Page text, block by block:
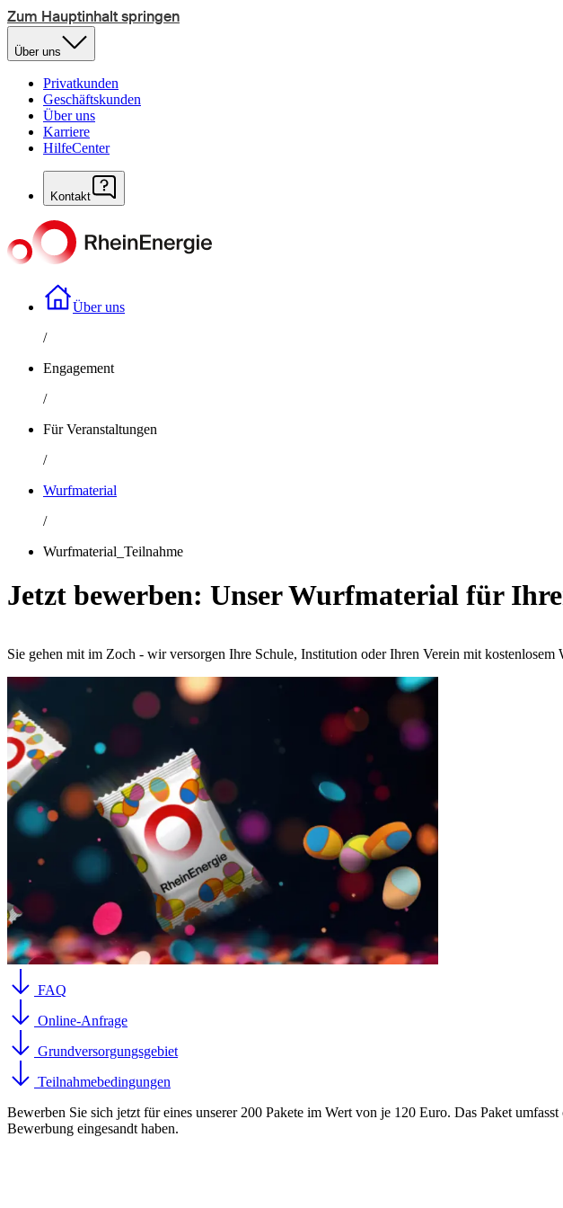
Zum Hauptinhalt springen
Über uns
Privatkunden
Geschäftskunden
Über uns
Karriere
HilfeCenter
Kontakt
Über uns
/
Engagement
/
Für Veranstaltungen
/
Wurfmaterial
/
Wurfmaterial_Teilnahme
Jetzt bewerben: Unser Wurfmaterial für
Sie gehen mit im Zoch - wir versorgen Ihre Schule, Institution oder Ihren Verein mit kostenlosem
FAQ
Online-Anfrage
Grundversorgungsgebiet
Teilnahmebedingungen
Bewerben Sie sich jetzt für eines unserer 200 Pakete im Wert von je 120 Euro. Das Paket
Bewerbung eingesandt haben.